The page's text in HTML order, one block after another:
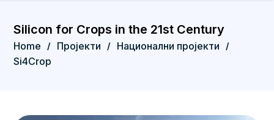
Silicon for Crops in the 21st Century
Home / Пројекти / Национални пројекти /
Si4Crop